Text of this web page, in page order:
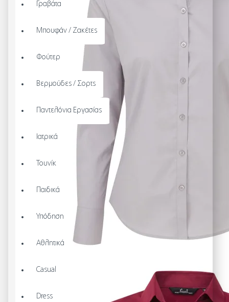
Γραβάτα
Μπουφάν / Ζακέτες
Φούτερ
Βερμούδες / Σορτς
Παντελόνια Εργασίας
Ιατρικά
Τουνίκ
Παιδικά
Υπόδηση
Αθλητικά
Casual
Dress